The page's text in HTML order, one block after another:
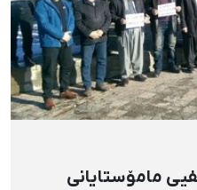
مامۆستایانی